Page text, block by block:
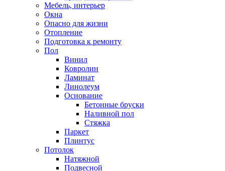
Мебель, интерьер
Окна
Опасно для жизни
Отопление
Подготовка к ремонту
Пол
Винил
Ковролин
Ламинат
Линолеум
Основание
Бетонные бруски
Наливной пол
Стяжка
Паркет
Плинтус
Потолок
Натяжной
Подвесной